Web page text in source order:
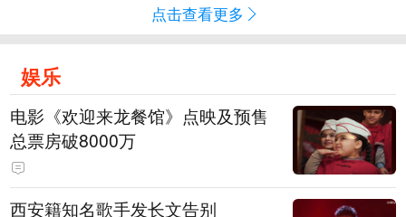
点击查看更多
娱乐
电影《欢迎来龙餐馆》点映及预售
总票房破8000万
西安籍知名歌手发长文告别